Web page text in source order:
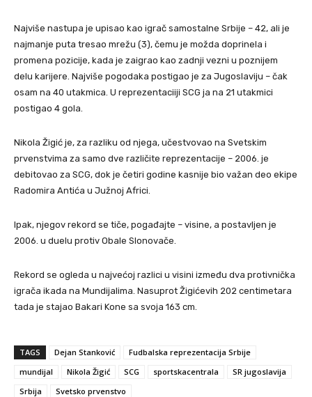
Najviše nastupa je upisao kao igrač samostalne Srbije – 42, ali je
najmanje puta tresao mrežu (3), čemu je možda doprinela i
promena pozicije, kada je zaigrao kao zadnji vezni u poznijem
delu karijere. Najviše pogodaka postigao je za Jugoslaviju – čak
osam na 40 utakmica. U reprezentaciiji SCG ja na 21 utakmici
postigao 4 gola.
Nikola Žigić je, za razliku od njega, učestvovao na Svetskim
prvenstvima za samo dve različite reprezentacije – 2006. je
debitovao za SCG, dok je četiri godine kasnije bio važan deo ekipe
Radomira Antića u Južnoj Africi.
Ipak, njegov rekord se tiče, pogađajte – visine, a postavljen je
2006. u duelu protiv Obale Slonovače.
Rekord se ogleda u najvećoj razlici u visini između dva protivnička
igrača ikada na Mundijalima. Nasuprot Žigićevih 202 centimetara
tada je stajao Bakari Kone sa svoja 163 cm.
TAGS Dejan Stanković
Fudbalska reprezentacija Srbije
mundijal
Nikola Žigić SCG sportskacentrala
SR jugoslavija
Srbija
Svetsko prvenstvo